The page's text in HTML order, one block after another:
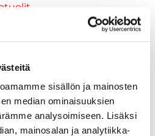
sisällön ja mainosten
median ominaisuuksien
analysoimiseen. Lisäksi
mainosalan ja analytiikka-
ja silmukkapultit/-